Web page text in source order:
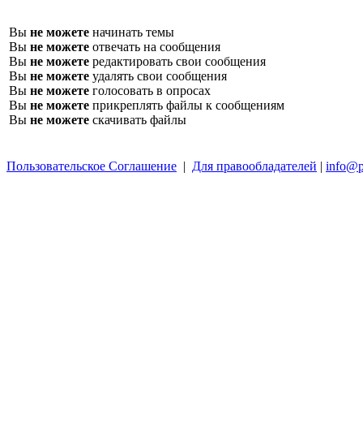
Вы не можете начинать темы
Вы не можете отвечать на сообщения
Вы не можете редактировать свои сообщения
Вы не можете удалять свои сообщения
Вы не можете голосовать в опросах
Вы не можете прикреплять файлы к сообщениям
Вы не можете скачивать файлы
Пользовательское Соглашение | Для правообладателей |